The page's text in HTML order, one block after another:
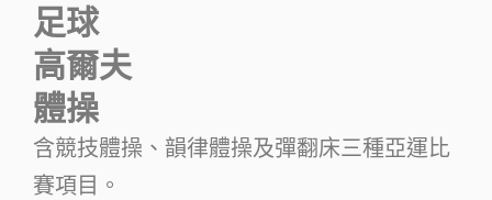
足球
高爾夫
體操
含競技體操、韻律體操及彈翻床三種亞運比
賽項目。